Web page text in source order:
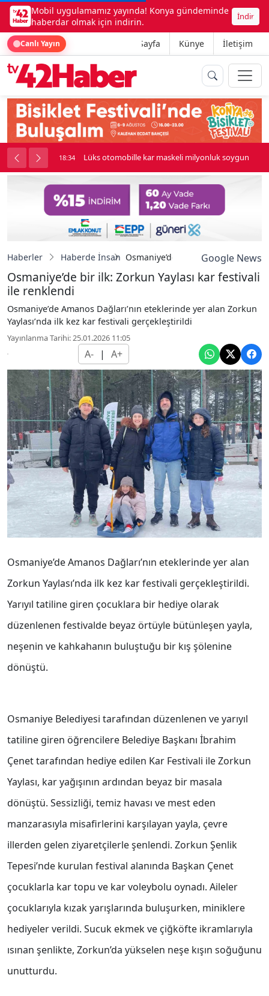
Mobil uygulamamız yayında! Konya gündeminde
haberdar olmak için indirin.
İndir
Canlı Yayın Ana Sayfa Künye İletişim
kavga çıktı 18:34 Lüks otomobille kar maskeli milyonluk soygun
Haberler Haberde İnsan Osmaniye’de bir ilk: Zorkun
Google News
Osmaniye’de bir ilk: Zorkun Yaylası kar festivali
ile renklendi
Osmaniye’de Amanos Dağları’nın eteklerinde yer alan Zorkun
Yaylası’nda ilk kez kar festivali gerçekleştirildi
Yayınlanma Tarihi: 25.01.2026 11:05
A- | A+
Osmaniye’de Amanos Dağları’nın eteklerinde yer alan
Zorkun Yaylası’nda ilk kez kar festivali gerçekleştirildi.
Yarıyıl tatiline giren çocuklara bir hediye olarak
düzenlenen festivalde beyaz örtüyle bütünleşen yayla,
neşenin ve kahkahanın buluştuğu bir kış şölenine
dönüştü.
Osmaniye Belediyesi tarafından düzenlenen ve yarıyıl
tatiline giren öğrencilere Belediye Başkanı İbrahim
Çenet tarafından hediye edilen Kar Festivali ile Zorkun
Yaylası, kar yağışının ardından beyaz bir masala
dönüştü. Sessizliği, temiz havası ve mest eden
manzarasıyla misafirlerini karşılayan yayla, çevre
illerden gelen ziyaretçilerle şenlendi. Zorkun Şenlik
Tepesi’nde kurulan festival alanında Başkan Çenet
çocuklarla kar topu ve kar voleybolu oynadı. Aileler
çocuklarıyla kızak yarışlarında buluşurken, miniklere
hediyeler verildi. Sucuk ekmek ve çiğköfte ikramlarıyla
ısınan şenlikte, Zorkun’da yükselen neşe kışın soğuğunu
unutturdu.